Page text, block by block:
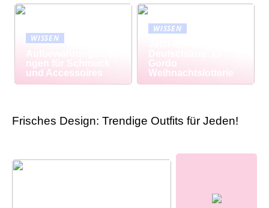
WISSEN
ngen für Schmuck
und Accessoires
WISSEN
Gordo
Weihnachtslotterie
Frisches Design: Trendige Outfits für Jeden!